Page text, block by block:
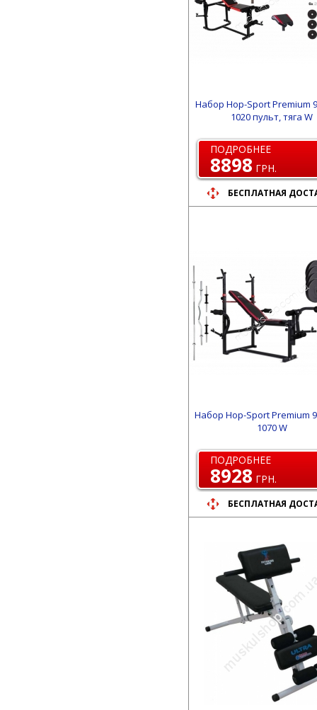
Набор Hop-Sport Premium
1020 пульт, тяга W
ПОДРОБНЕЕ
8898 ГРН.
БЕСПЛАТНАЯ
Набор Hop-Sport Premium
1070 W
ПОДРОБНЕЕ
8928 ГРН.
БЕСПЛАТНАЯ